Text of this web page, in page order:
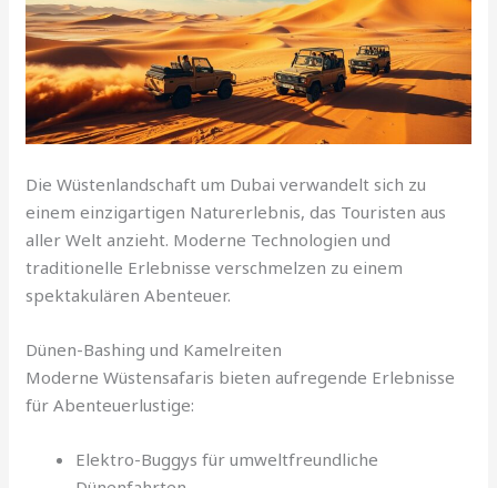
Die Wüstenlandschaft um Dubai verwandelt sich zu
einem einzigartigen Naturerlebnis, das Touristen aus
aller Welt anzieht. Moderne Technologien und
traditionelle Erlebnisse verschmelzen zu einem
spektakulären Abenteuer.
Dünen-Bashing und Kamelreiten
Moderne Wüstensafaris bieten aufregende Erlebnisse
für Abenteuerlustige:
Elektro-Buggys für umweltfreundliche